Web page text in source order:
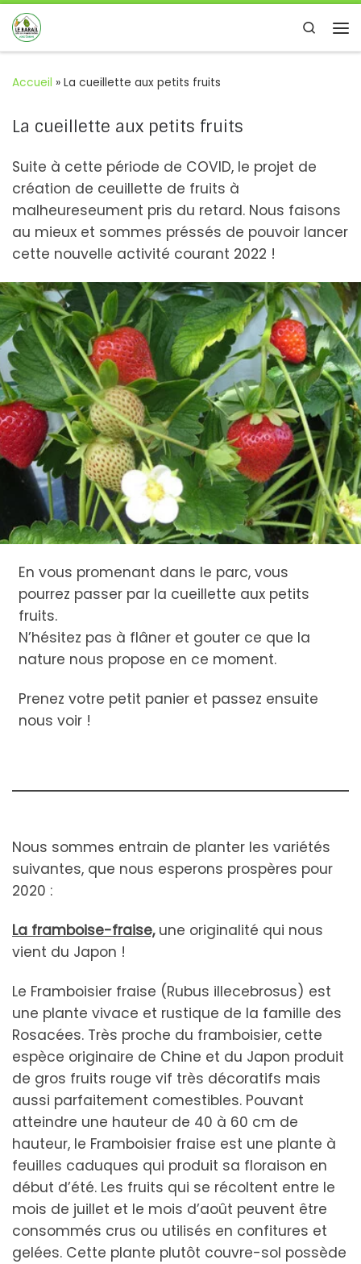
Passer au contenu
Search
Accueil » La cueillette aux petits fruits
La cueillette aux petits fruits
Suite à cette période de COVID, le projet de
création de ceuillette de fruits à
malheureseument pris du retard. Nous faisons
au mieux et sommes préssés de pouvoir lancer
cette nouvelle activité courant 2022 !
En vous promenant dans le parc, vous
pourrez passer par la cueillette aux petits
fruits.
N’hésitez pas à flâner et gouter ce que la
nature nous propose en ce moment.
Prenez votre petit panier et passez ensuite
nous voir !
Nous sommes entrain de planter les variétés
suivantes, que nous esperons prospères pour
2020 :
La framboise-fraise,une originalité qui nous
vient du Japon !
Le Framboisier fraise (Rubus illecebrosus) est
une plante vivace et rustique de la famille des
Rosacées. Très proche du framboisier, cette
espèce originaire de Chine et du Japon produit
de gros fruits rouge vif très décoratifs mais
aussi parfaitement comestibles. Pouvant
atteindre une hauteur de 40 à 60 cm de
hauteur, le Framboisier fraise est une plante à
feuilles caduques qui produit sa floraison en
début d’été. Les fruits qui se récoltent entre le
mois de juillet et le mois d’août peuvent être
consommés crus ou utilisés en confitures et
gelées. Cette plante plutôt couvre-sol possède